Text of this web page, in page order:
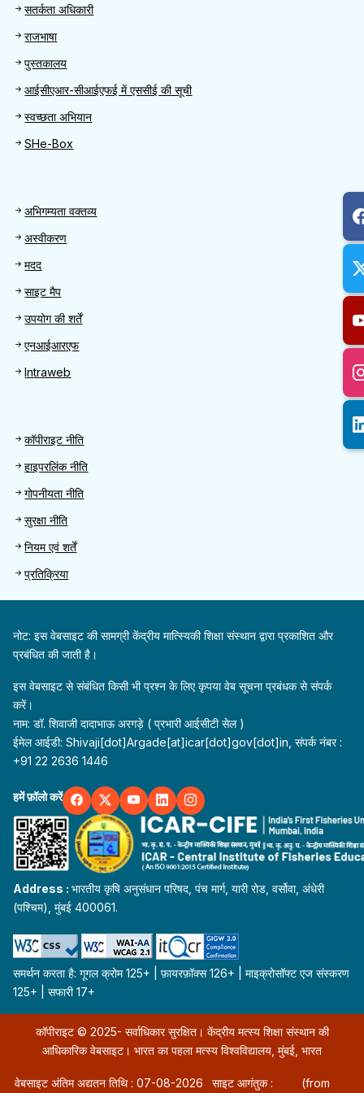
Quick Find
सतर्कता अधिकारी
राजभाषा
पुस्तकालय
आईसीएआर-सीआईएफई में एससीई की सूची
स्वच्छता अभियान
SHe-Box
Footer
अभिगम्यता वक्तव्य
अस्वीकरण
मदद
साइट मैप
उपयोग की शर्तें
एनआईआरएफ
Intraweb
Footer 2
कॉपीराइट नीति
हाइपरलिंक नीति
गोपनीयता नीति
सुरक्षा नीति
नियम एवं शर्तें
प्रतिक्रिया
नोट: इस वेबसाइट की सामग्री केंद्रीय मात्स्यिकी शिक्षा संस्थान द्वारा प्रकाशित और
प्रबंधित की जाती है।
इस वेबसाइट से संबंधित किसी भी प्रश्न के लिए कृपया वेब सूचना प्रबंधक से संपर्क
करें।
नाम: डॉ. शिवाजी दादाभाऊ अरगड़े ( प्रभारी आईसीटी सेल )
ईमेल आईडी: Shivaji[dot]Argade[at]icar[dot]gov[dot]in, संपर्क नंबर :
+91 22 2636 1446
हमें फ़ॉलो करें
Address :भारतीय कृषि अनुसंधान परिषद, पंच मार्ग, यारी रोड, वर्सोवा, अंधेरी
(पश्चिम), मुंबई 400061.
समर्थन करता है: गूगल क्रोम 125+ | फ़ायरफ़ॉक्स 126+ | माइक्रोसॉफ्ट एज संस्करण
125+ | सफारी 17+
कॉपीराइट © 2025- सर्वाधिकार सुरक्षित। केंद्रीय मत्स्य शिक्षा संस्थान की
आधिकारिक वेबसाइट। भारत का पहला मत्स्य विश्वविद्यालय, मुंबई, भारत
वेबसाइट अंतिम अद्यतन तिथि : 07-08-2026 साइट आगंतुक : (from